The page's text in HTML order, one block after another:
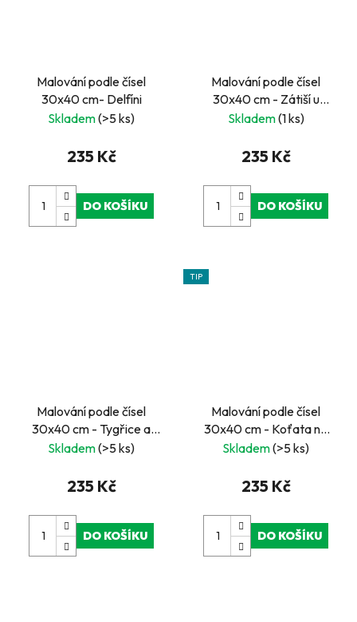
Malování podle čísel
30x40 cm- Delfíni
Skladem(>5 ks)
235 Kč
DO KOŠÍKU
Malování podle čísel
30x40 cm - Zátiší u
jezera
Skladem(1 ks)
235 Kč
DO KOŠÍKU
Malování podle čísel
30x40 cm - Tygřice a
mláďata
Skladem(>5 ks)
235 Kč
DO KOŠÍKU
TIP
Malování podle čísel
30x40 cm - Koťata na
zahradě
Skladem(>5 ks)
235 Kč
DO KOŠÍKU